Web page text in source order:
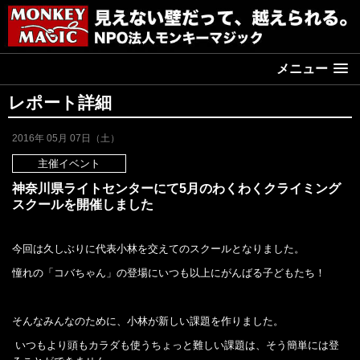
メニュー
レポート詳細
2016年 05月 07日（土）
主催イベント
神奈川県ライトセンターにて5月のわくわくクライミング
スクールを開催しました
今回は久しぶりに代表小林を交えてのスクールとなりました。
憧れの「コバちゃん」の登場にいつも以上にがんばる子どもたち！
そんなみんなのために、小林が新しい課題を作りました。
いつもより頭もカラダも使うちょっと難しい課題は、そう簡単には登